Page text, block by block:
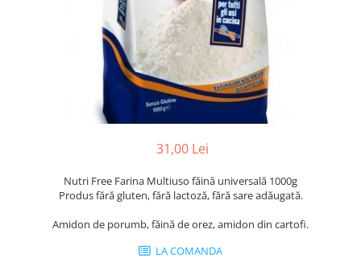
Napolitane/Pișcoturi
Biscuiți/Fursecuri
Cereale / Fulgi / Musli
Bomboane / Acadele / Jeleuri
Tartinabile
31,00 Lei
Nutri Free Farina Multiuso făină universală 1000g
Produs fără gluten, fără lactoză, fără sare adăugată.
Amidon de porumb, făină de orez, amidon din cartofi.
LA COMANDA